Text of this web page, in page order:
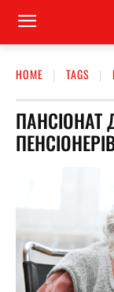
HOME TAGS
ПАНСІОНАТ